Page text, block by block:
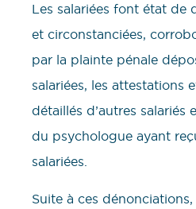
Les salariées font état de
et circonstanciées,
par la plainte pénale
salariées, les attestations
détaillés d’autres
du psychologue ayant
salariées.
Suite à ces dénonciations,